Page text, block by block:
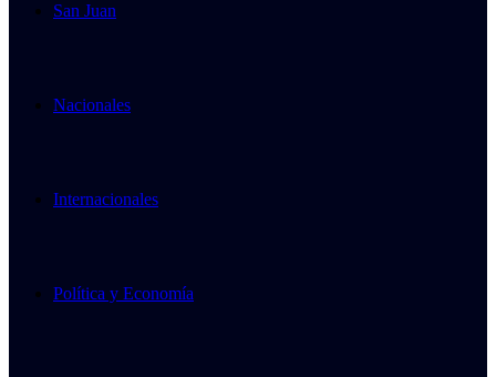
San Juan
Nacionales
Internacionales
Política y Economía